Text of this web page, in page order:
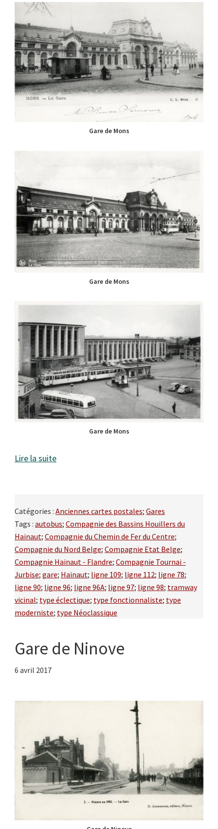
Gare de Mons
Gare de Mons
Gare de Mons
Lire la suite
Catégories : Anciennes cartes postales; Gares
Tags : autobus; Compagnie des Bassins Houillers du
Hainaut; Compagnie du Chemin de Fer du Centre;
Compagnie du Nord Belge; Compagnie Etat Belge;
Compagnie Hainaut - Flandre; Compagnie Tournai -
Jurbise; gare; Hainaut; ligne 109; ligne 112; ligne 78;
ligne 90; ligne 96; ligne 96A; ligne 97; ligne 98; tramway
vicinal; type éclectique; type fonctionnaliste; type
moderniste; type Néoclassique
Gare de Ninove
6 avril 2017